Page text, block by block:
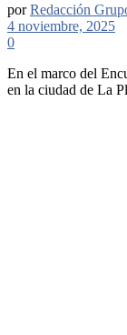
por Redacción
4 noviembre, 2025
0
En el marco del
en la ciudad de La